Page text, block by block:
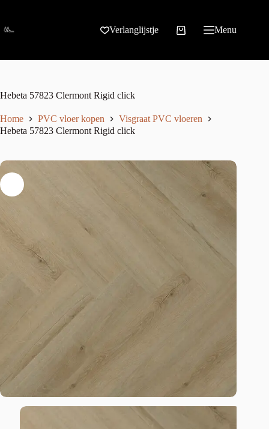
Verlanglijstje Menu
Hebeta 57823 Clermont Rigid click
Home PVC vloer kopen
Visgraat PVC vloeren
Hebeta 57823 Clermont Rigid click